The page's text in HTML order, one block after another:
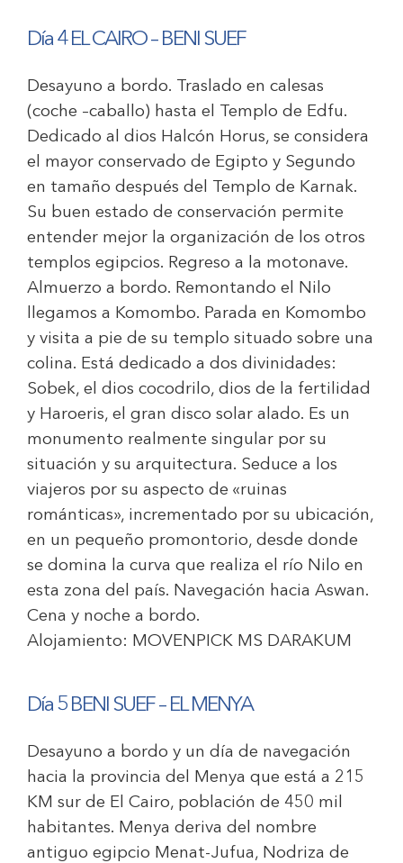
Día 4 EL CAIRO – BENI SUEF
Desayuno a bordo. Traslado en calesas
(coche –caballo) hasta el Templo de Edfu.
Dedicado al dios Halcón Horus, se considera
el mayor conservado de Egipto y Segundo
en tamaño después del Templo de Karnak.
Su buen estado de conservación permite
entender mejor la organización de los otros
templos egipcios. Regreso a la motonave.
Almuerzo a bordo. Remontando el Nilo
llegamos a Komombo. Parada en Komombo
y visita a pie de su templo situado sobre una
colina. Está dedicado a dos divinidades:
Sobek, el dios cocodrilo, dios de la fertilidad
y Haroeris, el gran disco solar alado. Es un
monumento realmente singular por su
situación y su arquitectura. Seduce a los
viajeros por su aspecto de «ruinas
románticas», incrementado por su ubicación,
en un pequeño promontorio, desde donde
se domina la curva que realiza el río Nilo en
esta zona del país. Navegación hacia Aswan.
Cena y noche a bordo.
Alojamiento: MOVENPICK MS DARAKUM
Día 5 BENI SUEF – EL MENYA
Desayuno a bordo y un día de navegación
hacia la provincia del Menya que está a 215
KM sur de El Cairo, población de 450 mil
habitantes. Menya deriva del nombre
antiguo egipcio Menat-Jufua, Nodriza de